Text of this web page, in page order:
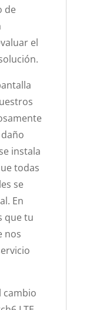
de
el
instala
todas
se
En
que tu
nos
cambio